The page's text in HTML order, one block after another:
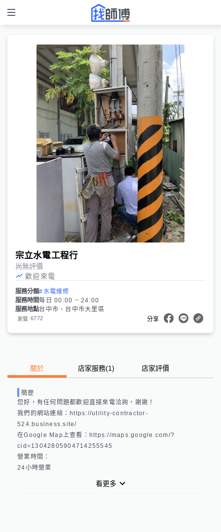
宗立水電工程行
尚無評價
歡迎來電
服務分類#水電維修
服務時間每日 00:00 ~ 24:00
服務地點台中市、台中市大里區
瀏覽 6772 分享
關於 店家服務(1) 店家評價
簡歷
您好，有任何問題都歡迎直接來電洽詢，謝謝！
我們的網站連結：https://utility-contractor-
524.business.site/
在Google Map上查看：https://maps.google.com/?
cid=13042805904714255545
營業時間：
看更多